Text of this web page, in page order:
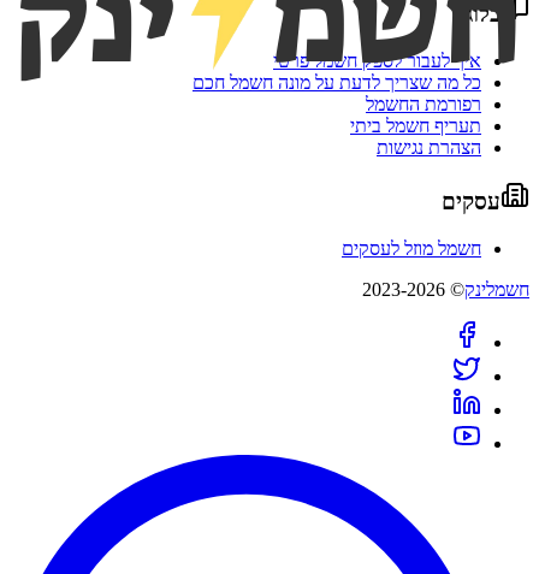
בלוג
איך לעבור לספק חשמל פרטי
כל מה שצריך לדעת על מונה חשמל חכם
רפורמת החשמל
תעריף חשמל ביתי
הצהרת נגישות
עסקים
חשמל מוזל לעסקים
חשמלינק© 2023-2026